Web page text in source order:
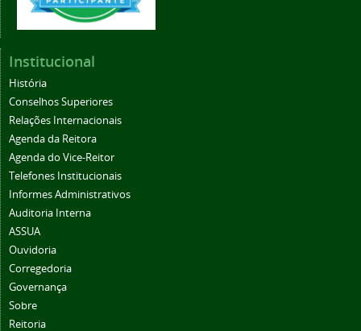
Institucional
História
Conselhos Superiores
Relações Internacionais
Agenda da Reitora
Agenda do Vice-Reitor
Telefones Institucionais
Informes Administrativos
Auditoria Interna
ASSUA
Ouvidoria
Corregedoria
Governança
Sobre
Reitoria